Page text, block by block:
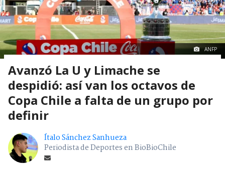
ANFP
Avanzó La U y Limache se
despidió: así van los octavos de
Copa Chile a falta de un grupo por
definir
Ítalo Sánchez Sanhueza
Periodista de Deportes en BioBioChile